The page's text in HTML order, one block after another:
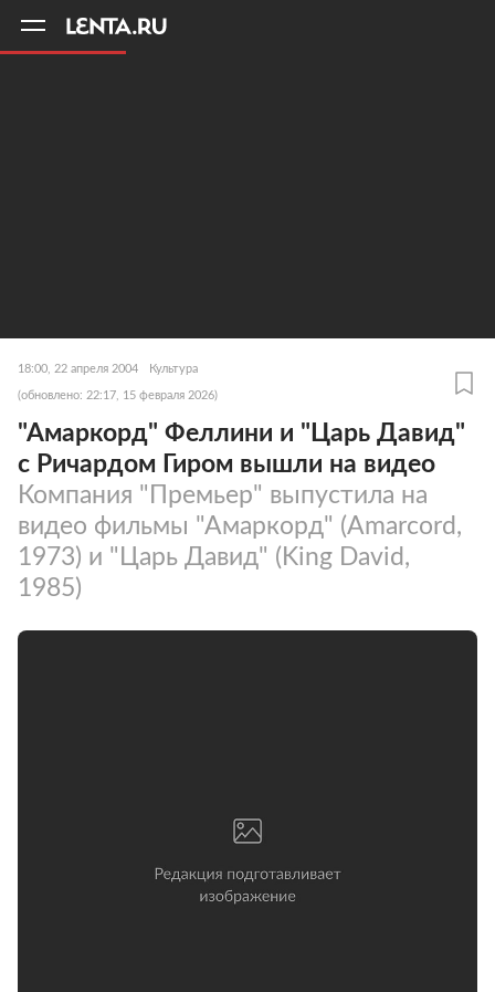
18:00, 22 апреля 2004 Культура
(обновлено: 22:17, 15 февраля 2026)
"Амаркорд" Феллини и "Царь Давид"
с Ричардом Гиром вышли на видео
Компания "Премьер" выпустила на
видео фильмы "Амаркорд" (Amarcord,
1973) и "Царь Давид" (King David,
1985)